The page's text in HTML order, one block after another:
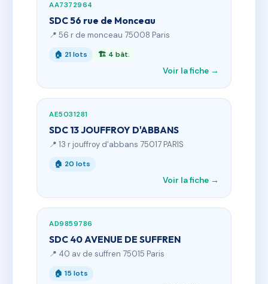
AA7372964
SDC 56 rue de Monceau
📍 56 r de monceau 75008 Paris
🏠 21 lots 🏗 4 bât.
Voir la fiche →
AE5031281
SDC 13 JOUFFROY D'ABBANS
📍 13 r jouffroy d'abbans 75017 PARIS
🏠 20 lots
Voir la fiche →
AD9859786
SDC 40 AVENUE DE SUFFREN
📍 40 av de suffren 75015 Paris
🏠 15 lots